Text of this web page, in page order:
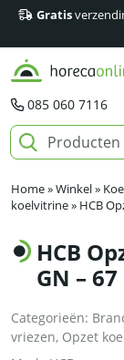
Gratis
085 060 7116
Home»Winkel»
koelvitrine» HCB
HCB
GN –
Categorieën:
vriezen, Opzet